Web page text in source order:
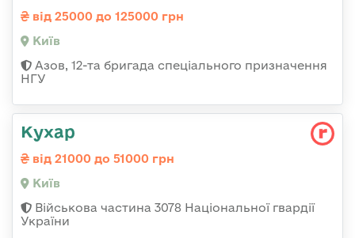
від 25000 до 125000 грн
Київ
Азов, 12-та бригада спеціального призначення
НГУ
Кухар
від 21000 до 51000 грн
Київ
Військова частина 3078 Національної гвардії
України